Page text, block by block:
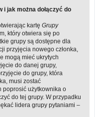
i jak można dołączyć do
kartę Grupy
który otwiera się po
grupy są dostępne dla
przyjęcia nowego członka,
mogą mieć ukrytych
do danej grupy,
do grupy, która
musi zostać
poprosić użytkownika o
do tej grupy. W przypadku
lidera grupy pytaniami –